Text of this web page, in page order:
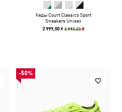
Кеды Court Classico Sport
Sneakers Unisex
2 999,00 ₴3 990,00 ₴
-50%